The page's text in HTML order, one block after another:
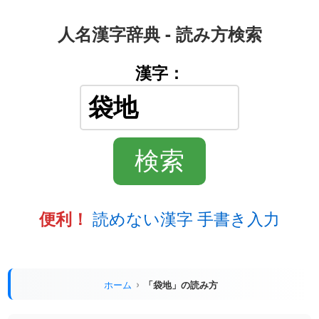
人名漢字辞典 - 読み方検索
漢字：
便利！ 読めない漢字 手書き入力
ホーム 「袋地」の読み方